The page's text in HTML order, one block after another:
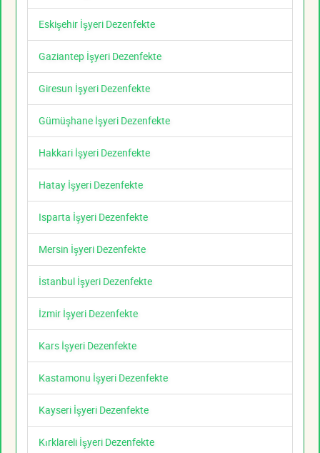
Eskişehir İşyeri Dezenfekte
Gaziantep İşyeri Dezenfekte
Giresun İşyeri Dezenfekte
Gümüşhane İşyeri Dezenfekte
Hakkari İşyeri Dezenfekte
Hatay İşyeri Dezenfekte
Isparta İşyeri Dezenfekte
Mersin İşyeri Dezenfekte
İstanbul İşyeri Dezenfekte
İzmir İşyeri Dezenfekte
Kars İşyeri Dezenfekte
Kastamonu İşyeri Dezenfekte
Kayseri İşyeri Dezenfekte
Kırklareli İşyeri Dezenfekte